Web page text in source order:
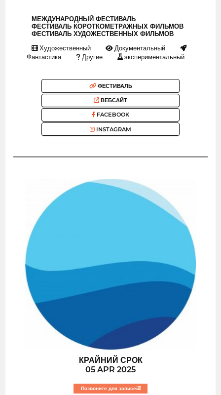
МЕЖДУНАРОДНЫЙ ФЕСТИВАЛЬ
ФЕСТИВАЛЬ КОРОТКОМЕТРАЖНЫХ ФИЛЬМОВ
ФЕСТИВАЛЬ ХУДОЖЕСТВЕННЫХ ФИЛЬМОВ
Художественный
Документальный
Фантастика
Другие экспериментальный
ФЕСТИВАЛЬ
ВЕБСАЙТ
FACEBOOK
INSTAGRAM
КРАЙНИЙ СРОК
05 APR 2025
Позвоните для записей!